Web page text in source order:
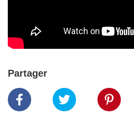
Partager